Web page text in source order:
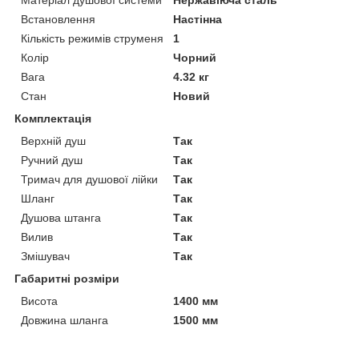
Встановлення
Настінна
Кількість режимів струменя
1
Колір
Чорний
Вага
4.32 кг
Стан
Новий
Комплектація
Верхній душ
Так
Ручний душ
Так
Тримач для душової лійки
Так
Шланг
Так
Душова штанга
Так
Вилив
Так
Змішувач
Так
Габаритні розміри
Висота
1400 мм
Довжина шланга
1500 мм